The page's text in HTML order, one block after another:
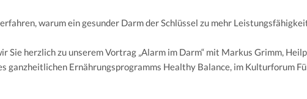
warum ein gesunder Darm der Schlüssel zu mehr
Sie herzlich zu unserem Vortrag „Alarm im Darm“ mit Markus Grimm,
ganzheitlichen Ernährungsprogramms Healthy Balance, im Kulturforum